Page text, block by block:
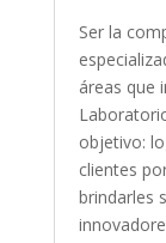
Ser la
áreas que
objetivo:
clientes
brindarles